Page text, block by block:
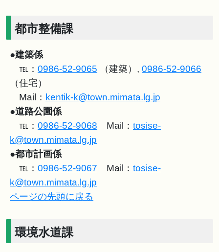
都市整備課
●建築係
℡： 0986-52-9065 （建築）, 0986-52-9066
（住宅）
Mail： kentik-k@town.mimata.lg.jp
●道路公園係
℡： 0986-52-9068 Mail： tosise-
k@town.mimata.lg.jp
●都市計画係
℡： 0986-52-9067 Mail： tosise-
k@town.mimata.lg.jp
ページの先頭に戻る
環境水道課